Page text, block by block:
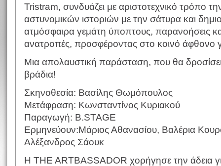
Tristram, συνδυάζει με αριστοτεχνικό τρόπο
αστυνομικών ιστοριών με την σάτυρα και
ατμόσφαιρα γεμάτη ύποπτους, παρανοήσεις
ανατροπές, προσφέροντας στο κοινό άφθονο
Μια απολαυστική παράσταση, που θα
βράδια!
Σκηνοθεσία: Βασίλης Θωμόπουλος
Μετάφραση: Κωνσταντίνος Κυριακού
Παραγωγή: B.STAGE
Ερμηνεύουν:Μάριος Αθανασίου, Βαλέρια
Αλέξανδρος Σάουκ
H THE ARTBASSADOR χορήγησε την άδεια